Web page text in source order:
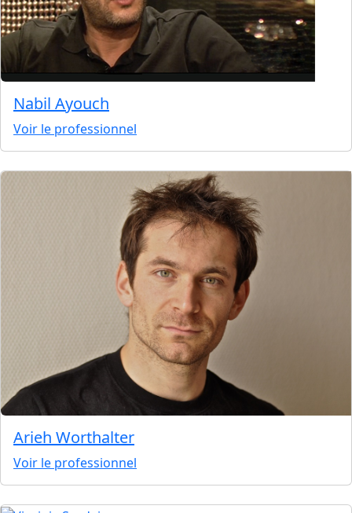
Nabil Ayouch
Voir le professionnel
Arieh Worthalter
Voir le professionnel